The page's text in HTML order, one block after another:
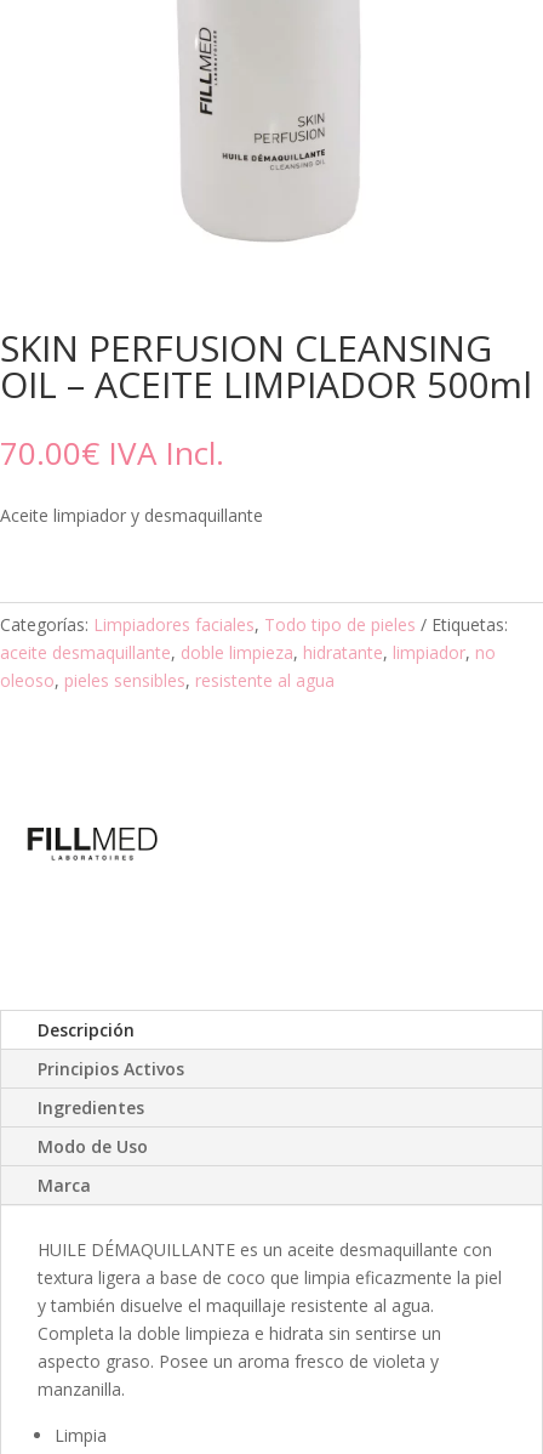
SKIN PERFUSION CLEANSING
OIL – ACEITE LIMPIADOR 500ml
70.00€ IVA Incl.
Aceite limpiador y desmaquillante
Categorías: Limpiadores faciales, Todo tipo de pieles
Etiquetas:
aceite desmaquillante, doble limpieza, hidratante, limpiador, no
oleoso, pieles sensibles, resistente al agua
Descripción
Principios Activos
Ingredientes
Modo de Uso
Marca
HUILE DÉMAQUILLANTE es un aceite desmaquillante con
textura ligera a base de coco que limpia eficazmente la piel
y también disuelve el maquillaje resistente al agua.
Completa la doble limpieza e hidrata sin sentirse un
aspecto graso. Posee un aroma fresco de violeta y
manzanilla.
Limpia